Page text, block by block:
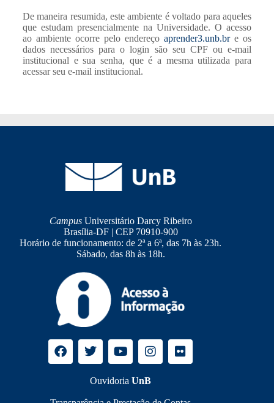
De maneira resumida, este ambiente é voltado para aqueles
que estudam presencialmente na Universidade. O acesso
ao ambiente ocorre pelo endereçoaprender3.unb.bre os
dados necessários para o login são seu CPF ou e-mail
institucional e sua senha, que é a mesma utilizada para
acessar seu e-mail institucional.
CampusUniversitário Darcy Ribeiro
Brasília-DF | CEP 70910-900
Horário de funcionamento: de 2ª a 6ª, das 7h às 23h.
Sábado, das 8h às 18h.
OuvidoriaUnB